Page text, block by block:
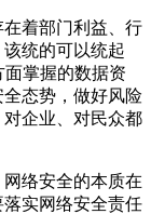
着部门利益、行
统的可以统起
掌握的数据资
态势，做好风险
企业、对民众都
络安全的本质在
实网络安全责任